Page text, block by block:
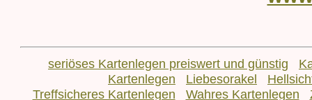
seriöses Kartenlegen preiswert und günstig
Kartenlegen
Liebesorakel
Treffsicheres Kartenlegen
Wahres Kartenlegen